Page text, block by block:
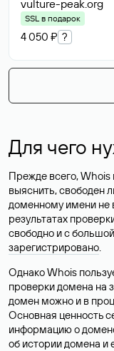
vulture-peak.org
SSL в подарок
4 050 ₽ ?
Для чего
Прежде всего, Whois
выяснить, свободен
доменному имени не
результатах
свободно и с
зарегистрировано.
Однако Whois
проверки домена на
домен можно и в
Основная ценность
информацию о
об истории домена и